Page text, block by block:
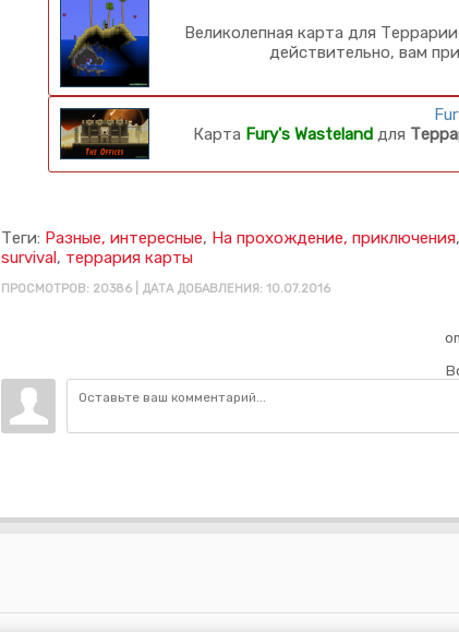
Великолепная карта для
действительно, вам
Карта Fury's Wastelandдля
Теги: Разные, интересные, На прохождение, приключения,
survival, террария карты
ПРОСМОТРОВ: 20386 | ДАТА ДОБАВЛЕНИЯ: 10.07.2016